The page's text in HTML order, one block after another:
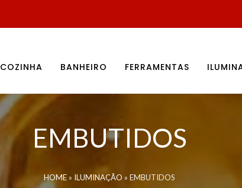
COZINHA BANHEIRO FERRAMENTAS
EMBUTIDOS
HOME » ILUMINAÇÃO » EMBUTIDOS